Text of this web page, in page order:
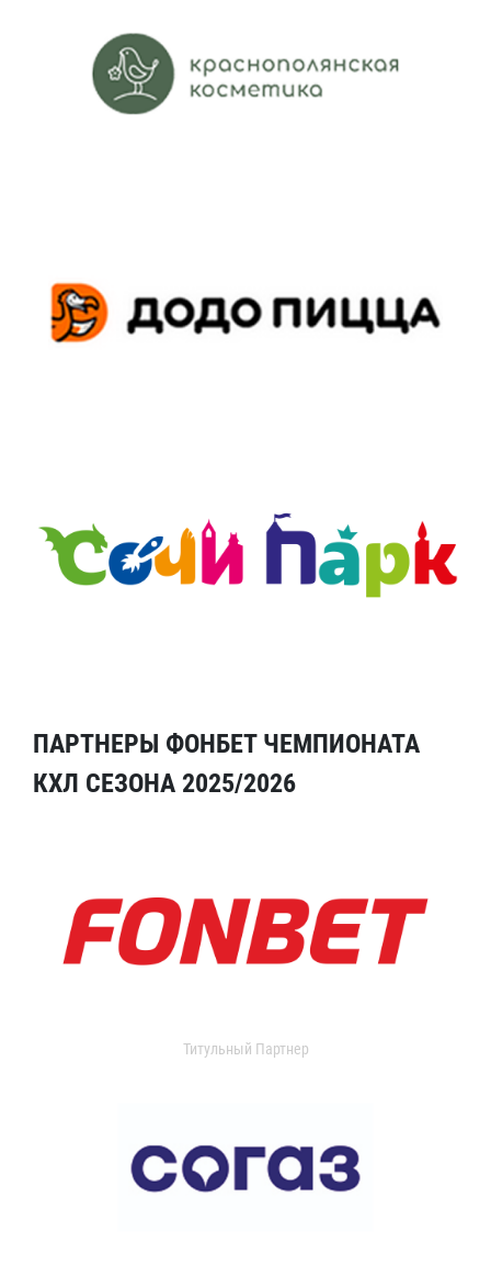
ПАРТНЕРЫ ФОНБЕТ ЧЕМПИОНАТА
КХЛ СЕЗОНА 2025/2026
Титульный Партнер